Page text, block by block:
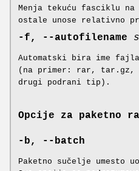
Menja tekuću fasciklu
ostale unose relativno
-f, --autofilename
Automatski bira ime
(na primer: rar,
drugi podrani tip).
Opcije za paketno
-b, --batch
Paketno sučelje umesto